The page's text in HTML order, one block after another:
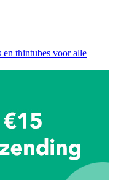
en thintubes voor alle